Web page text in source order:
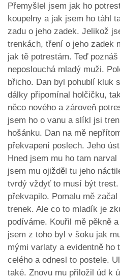
Přemyšlel jsem jak ho
koupelny a jak jsem ho táhl
zadu o jeho zadek. Jelikož
trenkách, tření o jeho zadek
jak tě potrestám. Teď
neposlouchá mladý muži.
břicho. Dan byl pohublí kluk
dálky připomínal holčičku,
něco nového a zároveň
jsem ho o vanu a slíkl jsi
hošánku. Dan na mě
překvapení poslech. Jeho
Hned jsem mu ho tam
jsem mu ojižděl tu jeho
tvrdý vždyť to musí být trest.
překvapilo. Pomalu mě
trenek. Ale co to mladík je
podíváme. Kouřil mě pěkně
jsem z toho byl v šoku jak
mými varlaty a evidentně ho
celého a odnesl to postele.
také. Znovu mu přiložil úd k